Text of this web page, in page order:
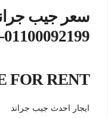
سعر جيب
01100092199-
FOR RENT
ايجار احدث جيب جراند